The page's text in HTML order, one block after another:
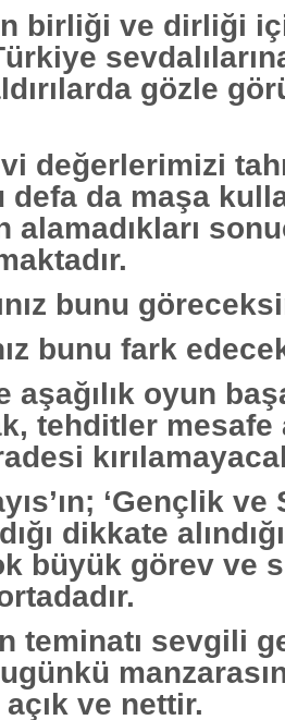
birliği ve dirliği
gözle
değerlerimizi
defa da maşa
bunu
bunu fark
oyun
tehditler mesafe
‘Gençlik ve
dikkate
büyük görev ve
teminatı sevgili
ve nettir.